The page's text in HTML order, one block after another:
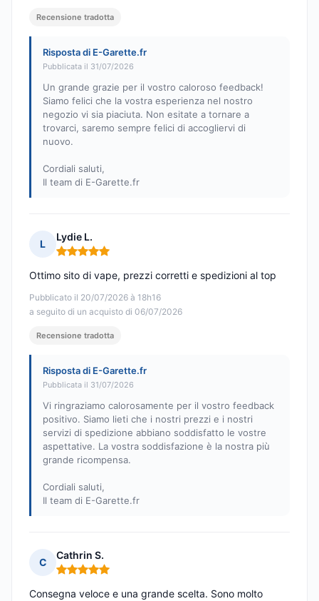
Recensione tradotta
Risposta di E-Garette.fr
Pubblicata il 31/07/2026
Un grande grazie per il vostro caloroso feedback!
Siamo felici che la vostra esperienza nel nostro
negozio vi sia piaciuta. Non esitate a tornare a
trovarci, saremo sempre felici di accogliervi di
nuovo.
Cordiali saluti,
Il team di E-Garette.fr
L
Lydie L.
Nota: 5 su 5
Pubblicato il 20/07/2026 à 18h16
a seguito di un acquisto di 06/07/2026
Ottimo sito di vape, prezzi corretti e spedizioni al top
Recensione tradotta
Risposta di E-Garette.fr
Pubblicata il 31/07/2026
Vi ringraziamo calorosamente per il vostro feedback
positivo. Siamo lieti che i nostri prezzi e i nostri
servizi di spedizione abbiano soddisfatto le vostre
aspettative. La vostra soddisfazione è la nostra più
grande ricompensa.
Cordiali saluti,
Il team di E-Garette.fr
C
Cathrin S.
Nota: 5 su 5
Consegna veloce e una grande scelta. Sono molto